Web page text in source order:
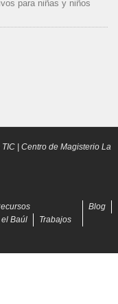
para niñas y niños
| Centro de Magisterio La
Baúl
Trabajos
Blog